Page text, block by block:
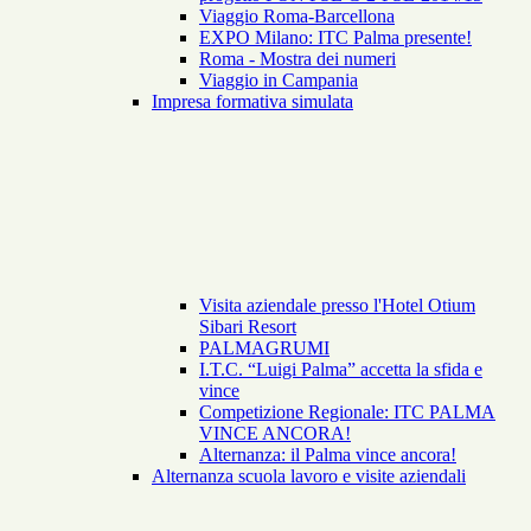
Viaggio Roma-Barcellona
EXPO Milano: ITC Palma presente!
Roma - Mostra dei numeri
Viaggio in Campania
Impresa formativa simulata
Visita aziendale presso l'Hotel Otium
Sibari Resort
PALMAGRUMI
I.T.C. “Luigi Palma” accetta la sfida e
vince
Competizione Regionale: ITC PALMA
VINCE ANCORA!
Alternanza: il Palma vince ancora!
Alternanza scuola lavoro e visite aziendali